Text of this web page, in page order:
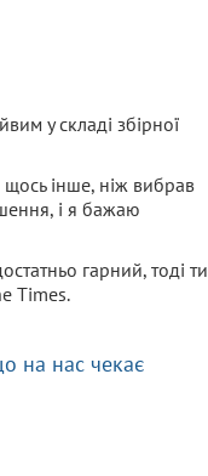
у складі збірної
інше, ніж вибрав
і я бажаю
гарний, тоді ти
Times.
на нас чекає